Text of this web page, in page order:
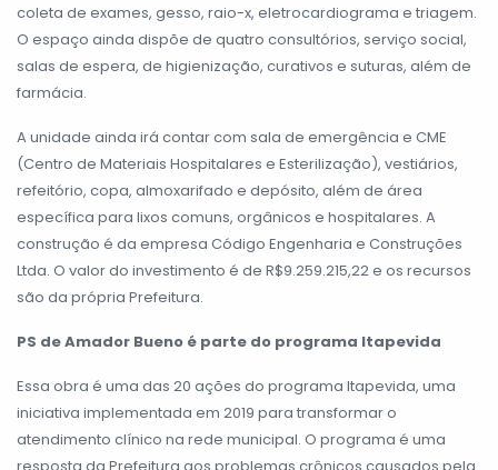
coleta de exames, gesso, raio-x, eletrocardiograma e triagem.
O espaço ainda dispõe de quatro consultórios, serviço social,
salas de espera, de higienização, curativos e suturas, além de
farmácia.
A unidade ainda irá contar com sala de emergência e CME
(Centro de Materiais Hospitalares e Esterilização), vestiários,
refeitório, copa, almoxarifado e depósito, além de área
específica para lixos comuns, orgânicos e hospitalares. A
construção é da empresa Código Engenharia e Construções
Ltda. O valor do investimento é de R$9.259.215,22 e os recursos
são da própria Prefeitura.
PS de Amador Bueno é parte do programa Itapevida
Essa obra é uma das 20 ações do programa Itapevida, uma
iniciativa implementada em 2019 para transformar o
atendimento clínico na rede municipal. O programa é uma
resposta da Prefeitura aos problemas crônicos causados pela